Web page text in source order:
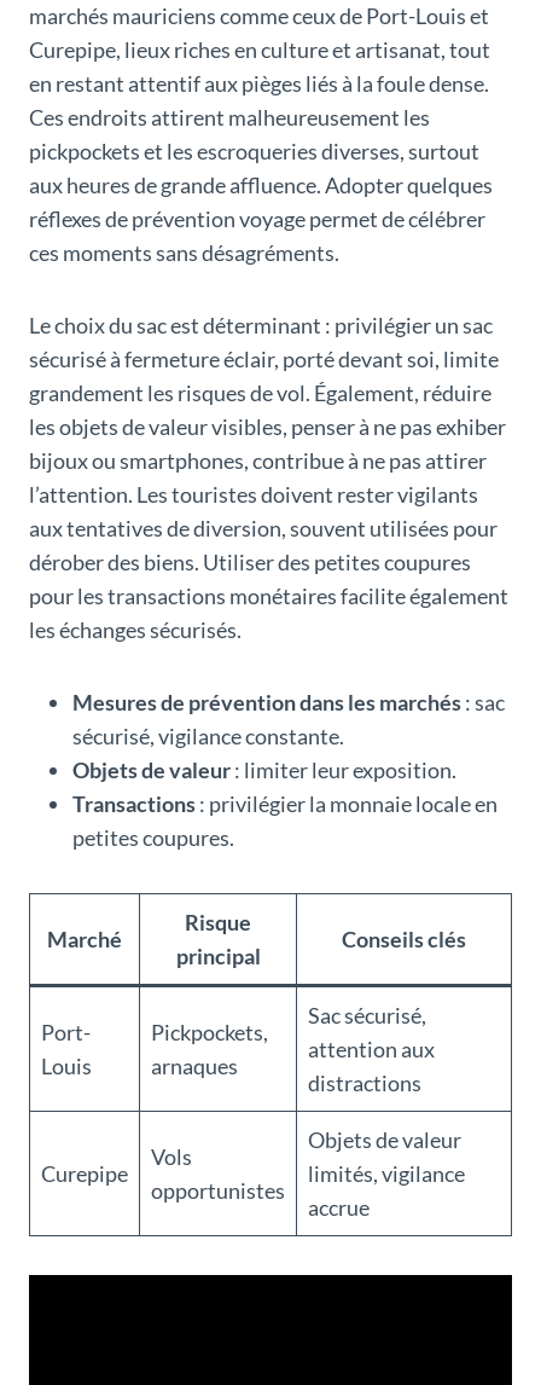
marchés mauriciens comme ceux de Port-Louis et
Curepipe, lieux riches en culture et artisanat, tout
en restant attentif aux pièges liés à la foule dense.
Ces endroits attirent malheureusement les
pickpockets et les escroqueries diverses, surtout
aux heures de grande affluence. Adopter quelques
réflexes de prévention voyage permet de célébrer
ces moments sans désagréments.
Le choix du sac est déterminant : privilégier un sac
sécurisé à fermeture éclair, porté devant soi, limite
grandement les risques de vol. Également, réduire
les objets de valeur visibles, penser à ne pas exhiber
bijoux ou smartphones, contribue à ne pas attirer
l’attention. Les touristes doivent rester vigilants
aux tentatives de diversion, souvent utilisées pour
dérober des biens. Utiliser des petites coupures
pour les transactions monétaires facilite également
les échanges sécurisés.
Mesures de prévention dans les marchés: sac
sécurisé, vigilance constante.
Objets de valeur: limiter leur exposition.
Transactions: privilégier la monnaie locale en
petites coupures.
Marché
Risque
principal
Conseils clés
Port-
Louis
Pickpockets,
arnaques
Sac sécurisé,
attention aux
distractions
Curepipe
Vols
opportunistes
Objets de valeur
limités, vigilance
accrue